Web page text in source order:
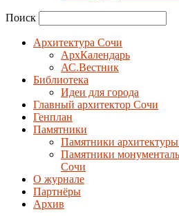
Поиск
Архитектура Сочи
АрхКалендарь
АС.Вестник
Библиотека
Идеи для города
Главный архитектор Сочи
Генплан
Памятники
Памятники
Памятники
Сочи
О журнале
Партнёры
Архив